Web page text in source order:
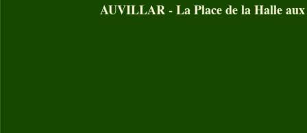
AUVILLAR - La Place de la Halle